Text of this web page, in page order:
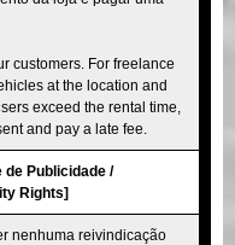
customers. For freelance
at the location and
exceed the rental time,
and pay a late fee.
Publicidade /
Rights]
nenhuma reivindicação